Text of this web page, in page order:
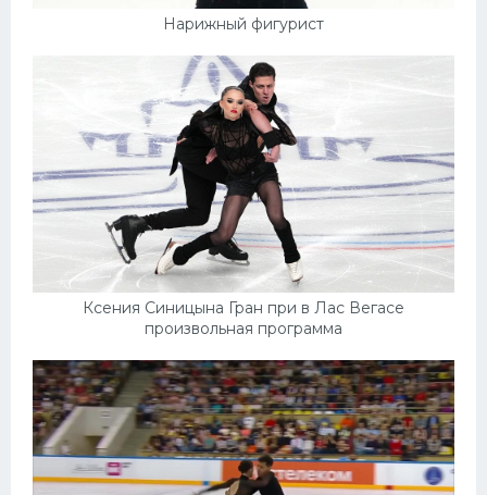
Нарижный фигурист
Ксения Синицына Гран при в Лас Вегасе
произвольная программа